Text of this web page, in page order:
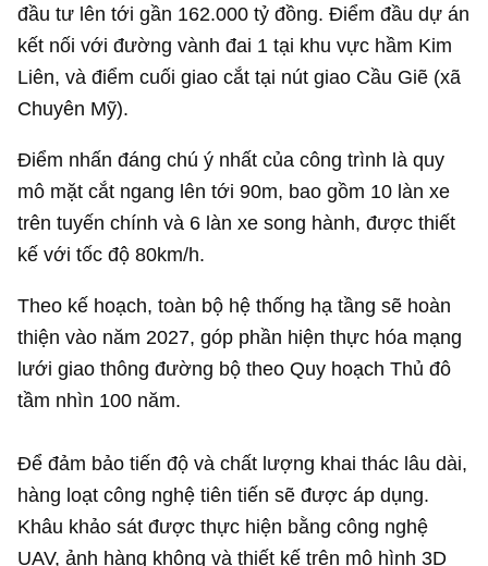
đầu tư lên tới gần 162.000 tỷ đồng. Điểm đầu dự án
kết nối với đường vành đai 1 tại khu vực hầm Kim
Liên, và điểm cuối giao cắt tại nút giao Cầu Giẽ (xã
Chuyên Mỹ).
Điểm nhấn đáng chú ý nhất của công trình là quy
mô mặt cắt ngang lên tới 90m, bao gồm 10 làn xe
trên tuyến chính và 6 làn xe song hành, được thiết
kế với tốc độ 80km/h.
Theo kế hoạch, toàn bộ hệ thống hạ tầng sẽ hoàn
thiện vào năm 2027, góp phần hiện thực hóa mạng
lưới giao thông đường bộ theo Quy hoạch Thủ đô
tầm nhìn 100 năm.
Để đảm bảo tiến độ và chất lượng khai thác lâu dài,
hàng loạt công nghệ tiên tiến sẽ được áp dụng.
Khâu khảo sát được thực hiện bằng công nghệ
UAV, ảnh hàng không và thiết kế trên mô hình 3D